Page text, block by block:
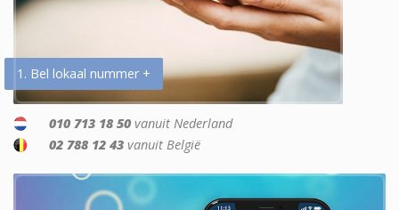
1. Bel lokaal nummer +
010 713 18 50 vanuit Nederland
02 788 12 43 vanuit België